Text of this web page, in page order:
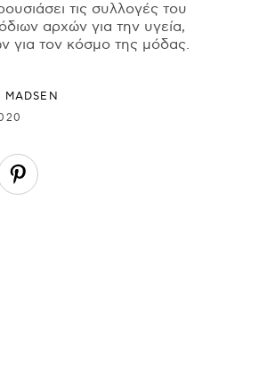
τις συλλογές του
αρχών για την υγεία,
για τον κόσμο της μόδας.
MADSEN